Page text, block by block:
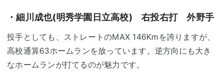
・細川成也(明秀学園日立高校) 右投右打 外野手
投手としても、ストレートのMAX 146Kmを誇りますが、
高校通算63ホームランを放っています。逆方向にも大き
なホームランが打てるのが魅力です。